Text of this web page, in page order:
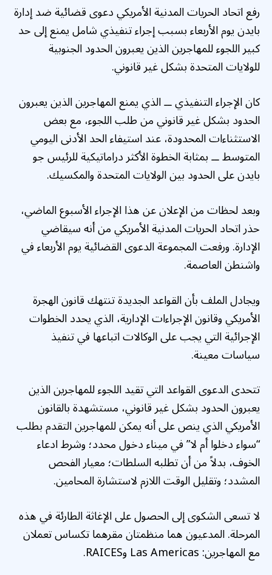
رفع اتحاد الحريات المدنية الأمريكي دعوى قضائية ضد إدارة
بايدن يوم الأربعاء بسبب إجراء تنفيذي شامل يمنع إلى حد
كبير اللجوء للمهاجرين الذين يعبرون الحدود الجنوبية
للولايات المتحدة بشكل غير قانوني.
كان الإجراء التنفيذي ــ الذي يمنع المهاجرين الذين يعبرون
الحدود بشكل غير قانوني من طلب اللجوء، مع بعض
الاستثناءات المحدودة، عند استيفاء الحد الأدنى اليومي
المتوسط ​​ــ بمثابة الخطوة الأكثر دراماتيكية للرئيس جو
بايدن على الحدود بين الولايات المتحدة والمكسيك.
وبعد لحظات من الإعلان عن هذا الإجراء الأسبوع الماضي،
حذر اتحاد الحريات المدنية الأمريكي من أنه سيقاضي
الإدارة. ورفعت المجموعة الدعوى القضائية يوم الأربعاء في
واشنطن العاصمة.
ويجادل الملف بأن القواعد الجديدة تنتهك قانون الهجرة
الأمريكي وقانون الإجراءات الإدارية، الذي يحدد الخطوات
الإجرائية التي يجب على الوكالات اتباعها في تنفيذ
سياسات معينة.
تتحدى الدعوى القواعد التي تقيد اللجوء للمهاجرين الذين
يعبرون الحدود بشكل غير قانوني، مستشهدة بالقانون
الأمريكي الذي ينص على أنه يمكن للمهاجرين التقدم بطلب
“سواء دخلوا أم لا” في ميناء دخول محدد؛ وشرط ادعاء
الخوف، بدلاً من أن تطلبه السلطات؛ معيار الفحص
المشدد؛ وتقليل الوقت اللازم لاستشارة المحامين.
لا تسعى الشكوى إلى الحصول على الإغاثة الطارئة في هذه
المرحلة. المدعيون هما منظمتان مقرهما تكساس تعملان
مع المهاجرين: Las Americas وRAICES.